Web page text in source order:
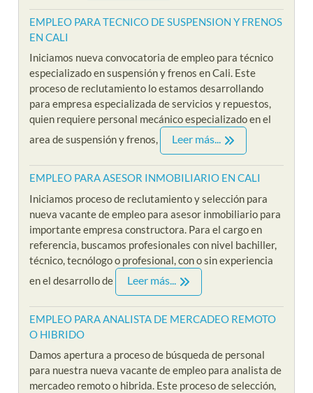
EMPLEO PARA TECNICO DE SUSPENSION Y FRENOS
EN CALI
Iniciamos nueva convocatoria de empleo para técnico
especializado en suspensión y frenos en Cali. Este
proceso de reclutamiento lo estamos desarrollando
para empresa especializada de servicios y repuestos,
quien requiere personal mecánico especializado en el
area de suspensión y frenos,
Leer más...
EMPLEO PARA ASESOR INMOBILIARIO EN CALI
Iniciamos proceso de reclutamiento y selección para
nueva vacante de empleo para asesor inmobiliario para
importante empresa constructora. Para el cargo en
referencia, buscamos profesionales con nivel bachiller,
técnico, tecnólogo o profesional, con o sin experiencia
en el desarrollo de
Leer más...
EMPLEO PARA ANALISTA DE MERCADEO REMOTO
O HIBRIDO
Damos apertura a proceso de búsqueda de personal
para nuestra nueva vacante de empleo para analista de
mercadeo remoto o hibrida. Este proceso de selección,